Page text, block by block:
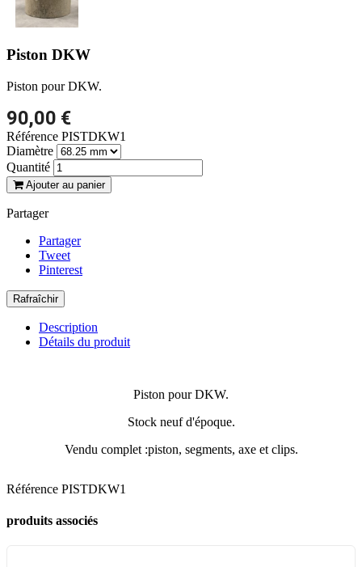
Piston DKW
Piston pour DKW.
90,00 €
Référence PISTDKW1
Diamètre
Quantité
Ajouter au panier
Partager
Partager
Tweet
Pinterest
Description
Détails du produit
Piston pour DKW.
Stock neuf d'époque.
Vendu complet :piston, segments, axe et clips.
Référence PISTDKW1
produits associés